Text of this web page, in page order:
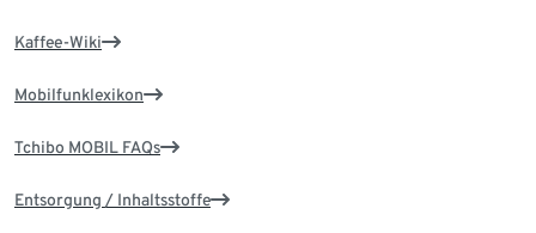
Kaffee-Wiki
Mobilfunklexikon
Tchibo MOBIL FAQs
Entsorgung / Inhaltsstoffe